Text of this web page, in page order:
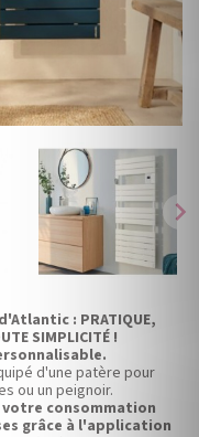
chevron_right
: PRATIQUE,
SIMPLICITÉ !
d'une patère pour
ou un peignoir.
consommation
grâce à l'application